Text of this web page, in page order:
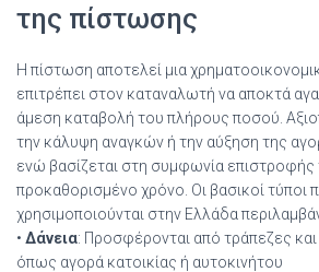
της πίστωσης
Η πίστωση αποτελεί μια
επιτρέπει στον καταναλωτή να αποκτά
άμεση καταβολή του πλήρους ποσού.
την κάλυψη αναγκών ή την αύξηση της
ενώ βασίζεται στη συμφωνία
προκαθορισμένο χρόνο. Οι βασικοί τύποι
χρησιμοποιούνται στην Ελλάδα
• Δάνεια: Προσφέρονται από τράπεζες
όπως αγορά κατοικίας ή αυτοκινήτου